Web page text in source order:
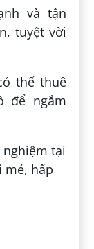
và tận
tuyệt vời
thể thuê
để ngắm